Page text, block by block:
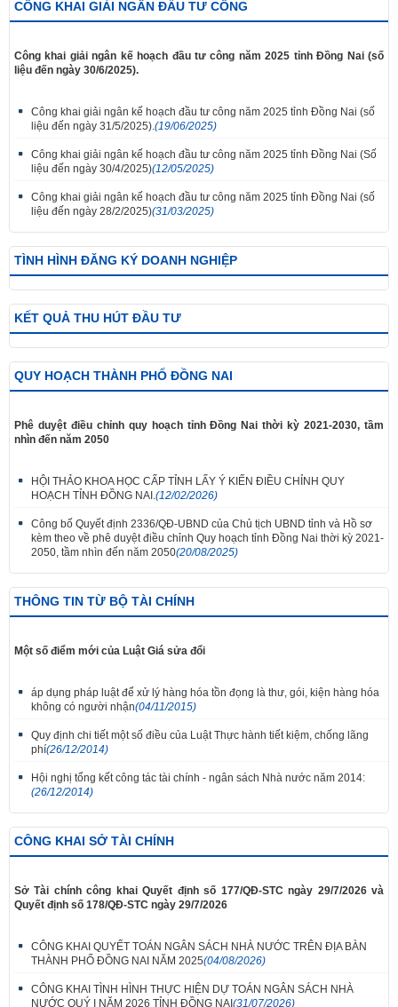
CÔNG KHAI GIẢI NGÂN ĐẦU TƯ CÔNG
Công khai giải ngân kế hoạch đầu tư công năm 2025 tỉnh Đồng Nai (số
liệu đến ngày 30/6/2025).
Công khai giải ngân kế hoạch đầu tư công năm 2025 tỉnh Đồng Nai (số
liệu đến ngày 31/5/2025). (19/06/2025)
Công khai giải ngân kế hoạch đầu tư công năm 2025 tỉnh Đồng Nai (Số
liệu đến ngày 30/4/2025)(12/05/2025)
Công khai giải ngân kế hoạch đầu tư công năm 2025 tỉnh Đồng Nai (số
liệu đến ngày 28/2/2025)(31/03/2025)
TÌNH HÌNH ĐĂNG KÝ DOANH NGHIỆP
KẾT QUẢ THU HÚT ĐẦU TƯ
QUY HOẠCH THÀNH PHỐ ĐỒNG NAI
Phê duyệt điều chỉnh quy hoạch tỉnh Đồng Nai thời kỳ 2021-2030, tầm
nhìn đến năm 2050
HỘI THẢO KHOA HỌC CẤP TỈNH LẤY Ý KIẾN ĐIỀU CHỈNH QUY
HOẠCH TỈNH ĐỒNG NAI. (12/02/2026)
Công bố Quyết định 2336/QĐ-UBND của Chủ tịch UBND tỉnh và Hồ sơ
kèm theo về phê duyệt điều chỉnh Quy hoạch tỉnh Đồng Nai thời kỳ 2021-
2050, tầm nhìn đến năm 2050(20/08/2025)
THÔNG TIN TỪ BỘ TÀI CHÍNH
Một số điểm mới của Luật Giá sửa đổi
áp dụng pháp luật để xử lý hàng hóa tồn đọng là thư, gói, kiện hàng hóa
không có người nhận(04/11/2015)
Quy định chi tiết một số điều của Luật Thực hành tiết kiệm, chống lãng
phí(26/12/2014)
Hội nghị tổng kết công tác tài chính - ngân sách Nhà nước năm 2014:
(26/12/2014)
CÔNG KHAI SỞ TÀI CHÍNH
Sở Tài chính công khai Quyết định số 177/QĐ-STC ngày 29/7/2026 và
Quyết định số 178/QĐ-STC ngày 29/7/2026
CÔNG KHAI QUYẾT TOÁN NGÂN SÁCH NHÀ NƯỚC TRÊN ĐỊA BÀN
THÀNH PHỐ ĐỒNG NAI NĂM 2025(04/08/2026)
CÔNG KHAI TÌNH HÌNH THỰC HIỆN DỰ TOÁN NGÂN SÁCH NHÀ
NƯỚC QUÝ I NĂM 2026 TỈNH ĐỒNG NAI(31/07/2026)